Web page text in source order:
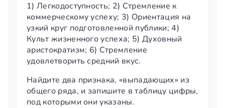
1) Легкодоступность; 2) Стремление к
коммерческому успеху; 3) Ориентация на
узкий круг подготовленной публики; 4)
Культ жизненного успеха; 5) Духовный
аристократизм; 6) Стремление
удовлетворить средний вкус.
Найдите два признака, «выпадающих» из
общего ряда, и запишите в таблицу цифры,
под которыми они указаны.